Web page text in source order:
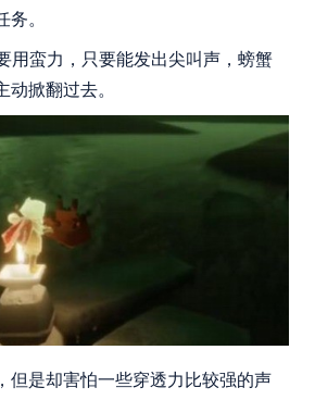
。
用蛮力，只要能发出尖叫声，螃蟹
动掀翻过去。
但是却害怕一些穿透力比较强的声